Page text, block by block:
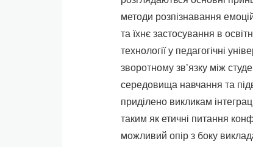
методи розпізнавання
та їхнє застосування в
технології у педагогічні
зворотному зв’язку між
середовища навчання та
приділено викликам
таким як етичні питання
можливий опір з боку